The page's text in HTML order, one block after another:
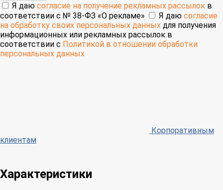
Я даю согласие на получение рекламных рассылок в
соответствии с № 38-ФЗ «О рекламе»
Я даю согласие
на обработку своих персональных данных для получения
информационных или рекламных рассылок в
соответствии с Политикой в отношении обработки
персональных данных
Корпоративным
клиентам
Характеристики